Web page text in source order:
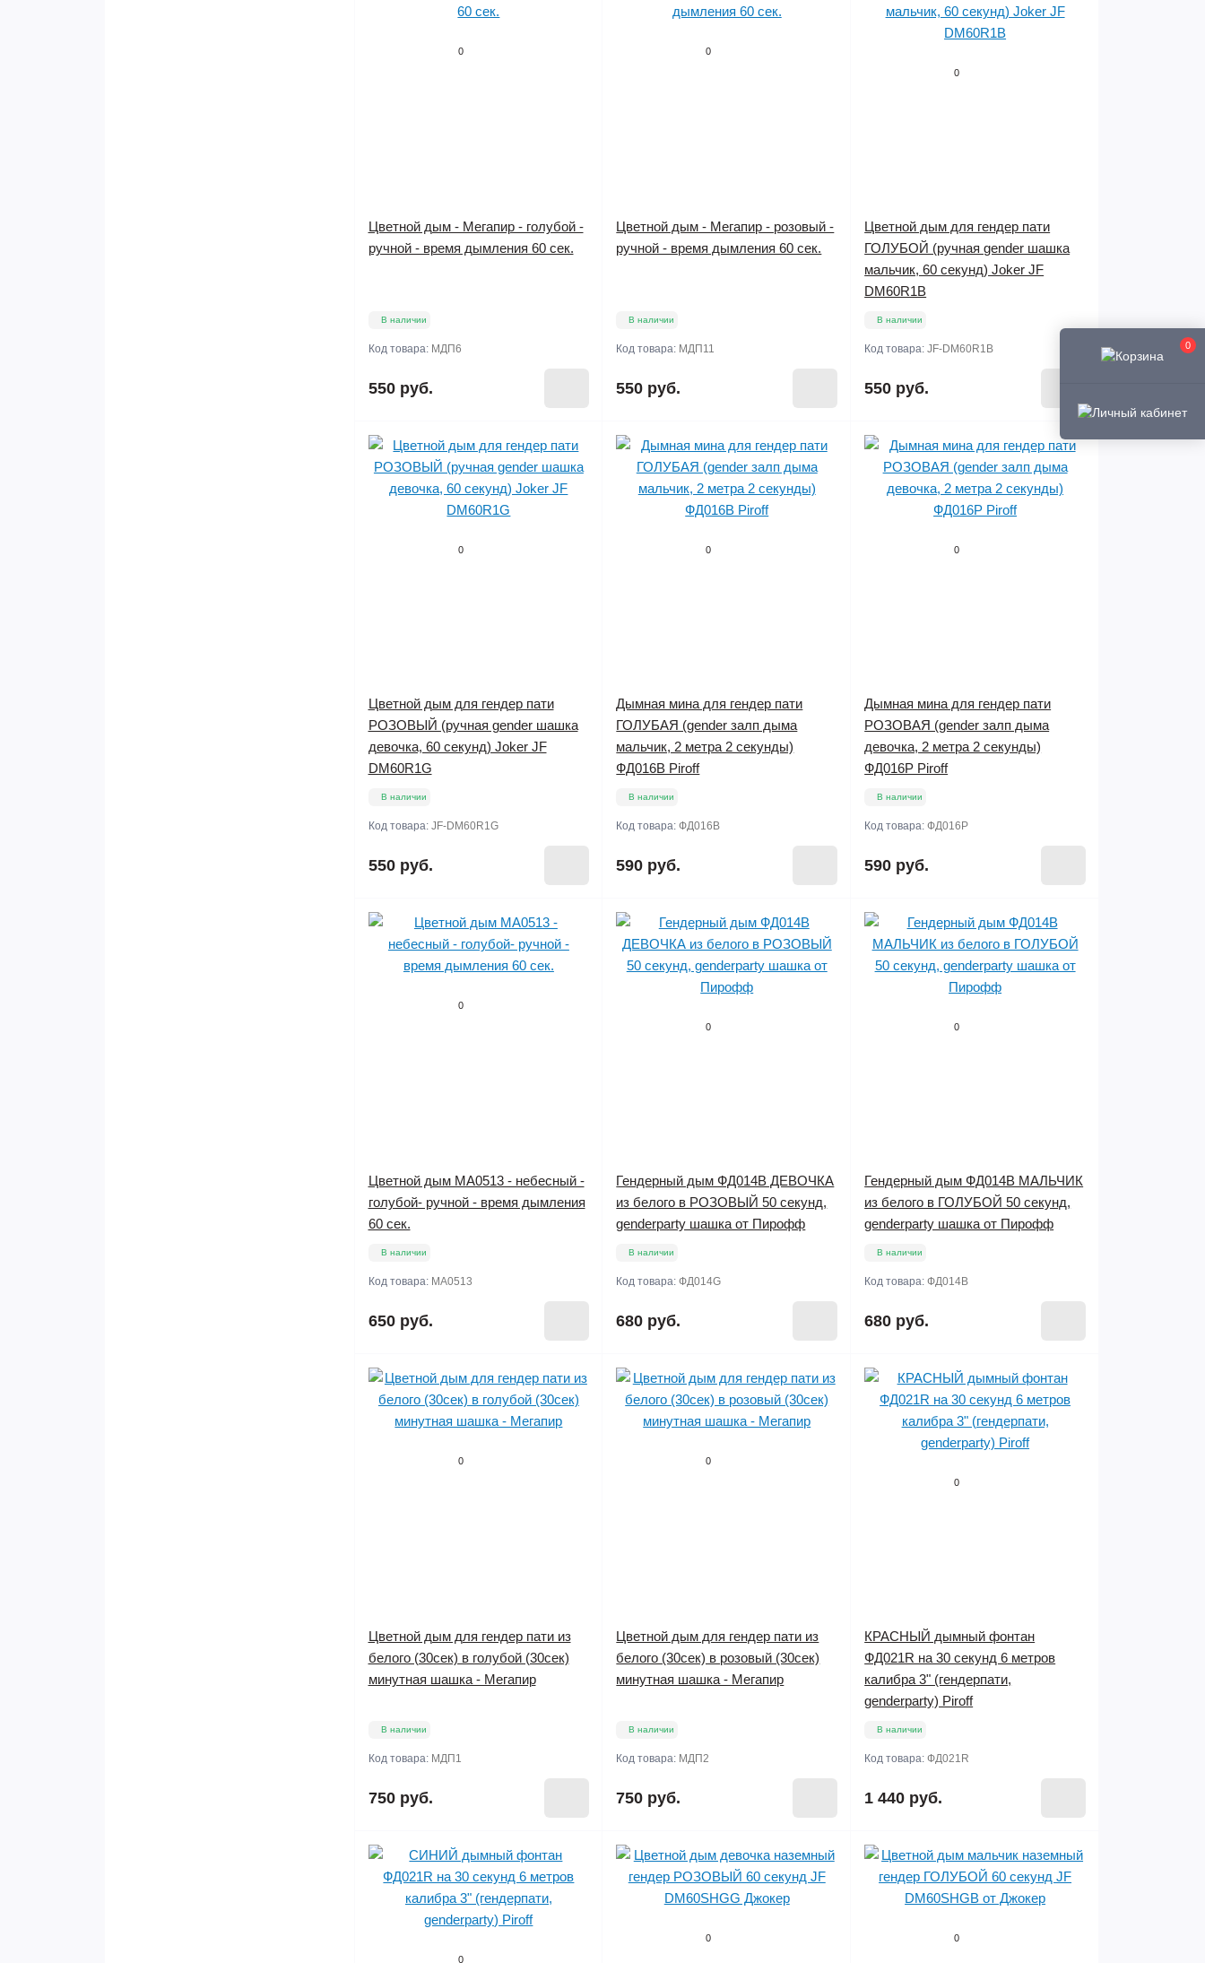
0
0
Цветной дым - Мегапир - голубой -
ручной - время дымления 60 сек.
В наличии
Код товара: МДП6
550 руб.
0
Цветной дым - Мегапир - розовый -
ручной - время дымления 60 сек.
В наличии
Код товара: МДП11
550 руб.
0
Цветной дым для гендер пати
ГОЛУБОЙ (ручная gender шашка
мальчик, 60 секунд) Joker JF
DM60R1B
В наличии
Код товара:JF-DM60R1B
550 руб.
0
Цветной дым для гендер пати
РОЗОВЫЙ (ручная gender шашка
девочка, 60 секунд) Joker JF
DM60R1G
В наличии
Код товара: JF-DM60R1G
550 руб.
0
Дымная мина для гендер пати
ГОЛУБАЯ (gender залп дыма
мальчик, 2 метра 2 секунды)
ФД016B Piroff
В наличии
Код товара:ФД016B
590 руб.
0
Дымная мина для гендер пати
РОЗОВАЯ (gender залп дыма
девочка, 2 метра 2 секунды)
ФД016P Piroff
В наличии
Код товара:ФД016P
590 руб.
0
Цветной дым MA0513 - небесный -
голубой- ручной - время дымления
60 сек.
В наличии
Код товара: MA0513
650 руб.
0
Гендерный дым ФД014B ДЕВОЧКА
из белого в РОЗОВЫЙ 50 секунд,
genderparty шашка от Пирофф
В наличии
Код товара:ФД014G
680 руб.
0
Гендерный дым ФД014B МАЛЬЧИК
из белого в ГОЛУБОЙ 50 секунд,
genderparty шашка от Пирофф
В наличии
Код товара:ФД014B
680 руб.
0
Цветной дым для гендер пати из
белого (30сек) в голубой (30сек)
минутная шашка - Мегапир
В наличии
Код товара: МДП1
750 руб.
0
Цветной дым для гендер пати из
белого (30сек) в розовый (30сек)
минутная шашка - Мегапир
В наличии
Код товара: МДП2
750 руб.
0
КРАСНЫЙ дымный фонтан
ФД021R на 30 секунд 6 метров
калибра 3" (гендерпати,
genderparty) Piroff
В наличии
Код товара:ФД021R
1 440 руб.
0
0 0